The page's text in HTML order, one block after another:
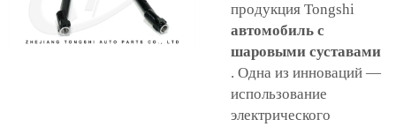
продукция Tongshi
автомобиль с
шаровыми суставами
. Одна из инноваций —
использование
электрического